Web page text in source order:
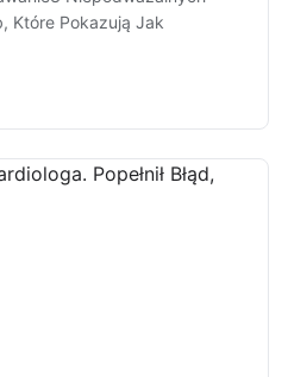
Które Pokazują Jak